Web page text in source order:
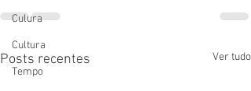
Culura
Cultura
Tempo
Posts recentes Ver tudo